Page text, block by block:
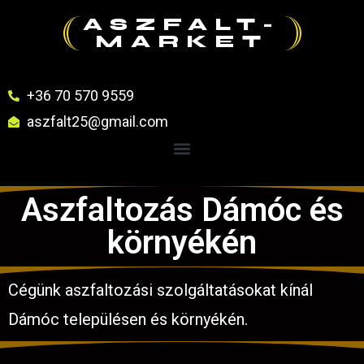
ASZFALT-
MARKET
+36 70 570 9559
aszfalt25@gmail.com
Aszfaltozás Dámóc és
környékén
Cégünk aszfaltozási szolgáltatásokat kínál
Dámóc településen és környékén.